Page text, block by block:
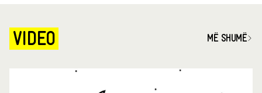
VIDEO MË SHUMË